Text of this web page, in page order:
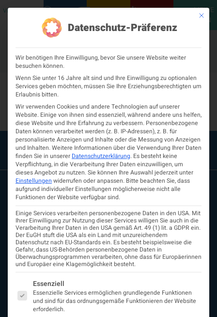
VERANSTALTUNGENPODCASTS NEUROLOGISCH KONTAKT
MEINE
ÖGN
Prim.Univ.-Doz.Dr.
Klaus Berek
ÖGN
Über uns
Vorstand
Arbeitsgemeinschaften
assoziierte Gesellschaften
Mit
Datenschutz-Präferenz
Wir benötigen Ihre Einwilligung, bevor Sie unsere Website weiter
besuchen können.
Wenn Sie unter 16 Jahre alt sind und Ihre Einwilligung zu optionalen
Services geben möchten, müssen Sie Ihre Erziehungsberechtigten um
Erlaubnis bitten.
Wir verwenden Cookies und andere Technologien auf unserer
Website. Einige von ihnen sind essenziell, während andere uns helfen,
diese Website und Ihre Erfahrung zu verbessern. Personenbezogene
Daten können verarbeitet werden (z. B. IP-Adressen), z. B. für
personalisierte Anzeigen und Inhalte oder die Messung von Anzeigen
und Inhalten.Weitere Informationen über die Verwendung Ihrer Daten
finden Sie in unserer Datenschutzerklärung. Es besteht keine
Verpflichtung, in die Verarbeitung Ihrer Daten einzuwilligen, um
dieses Angebot zu nutzen.Sie können Ihre Auswahl jederzeit unter
Einstellungen widerrufen oder anpassen. Bitte beachten Sie, dass
aufgrund individueller Einstellungen möglicherweise nicht alle
Funktionen der Website verfügbar sind.
Einige Services verarbeiten personenbezogene Daten in den USA. Mit
Ihrer Einwilligung zur Nutzung dieser Services willigen Sie auch in die
Verarbeitung Ihrer Daten in den USA gemäß Art. 49 (1) lit. a GDPR ein.
Der EuGH stuft die USA als ein Land mit unzureichendem
Datenschutz nach EU-Standards ein. Es besteht beispielsweise die
Gefahr, dass US-Behörden personenbezogene Daten in
Überwachungsprogrammen verarbeiten, ohne dass für Europäerinnen
und Europäer eine Klagemöglichkeit besteht.
Es folgt eine Liste der Service-Gruppen, für die eine
Essenziell
Essenzielle Services ermöglichen grundlegende Funktionen
und sind für das ordnungsgemäße Funktionieren der Website
erforderlich.